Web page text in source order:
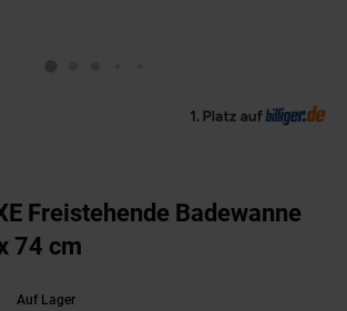
Freistehende Badewanne
74 cm
Auf Lager